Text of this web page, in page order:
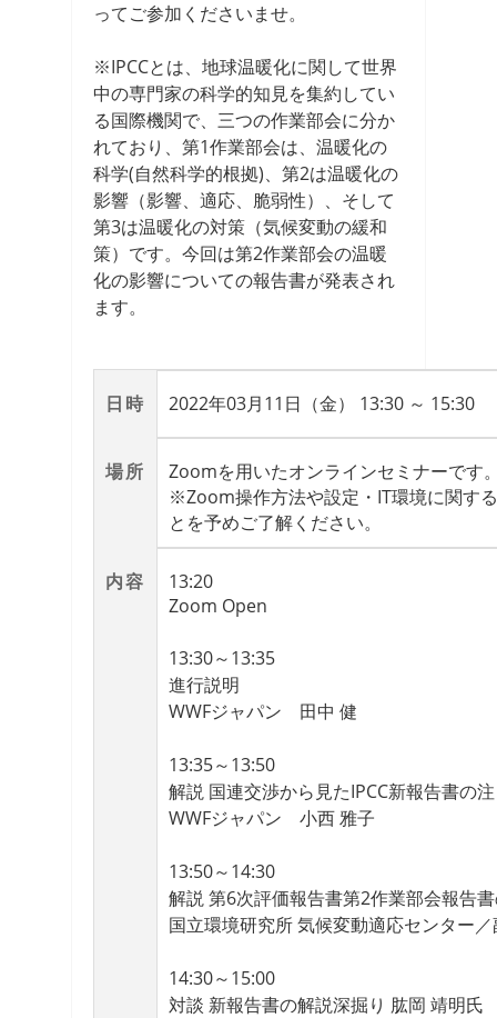
ってご参加くださいませ。
※IPCCとは、地球温暖化に関して世界
中の専門家の科学的知見を集約してい
る国際機関で、三つの作業部会に分か
れており、第1作業部会は、温暖化の
科学(自然科学的根拠)、第2は温暖化の
影響（影響、適応、脆弱性）、そして
第3は温暖化の対策（気候変動の緩和
策）です。今回は第2作業部会の温暖
化の影響についての報告書が発表され
ます。
日時 2022年03月11日（金） 13:30 ～ 15:30
場所
Zoomを用いたオンラインセミナーです
※Zoom操作方法や設定・IT環境に関す
とを予めご了解ください。
内容
13:20
Zoom Open
13:30～13:35
進行説明
WWFジャパン 田中 健
13:35～13:50
解説 国連交渉から見たIPCC新報告書の
WWFジャパン 小西 雅子
13:50～14:30
解説 第6次評価報告書第2作業部会報告
国立環境研究所 気候変動適応センター
14:30～15:00
対談 新報告書の解説深掘り 肱岡 靖明氏